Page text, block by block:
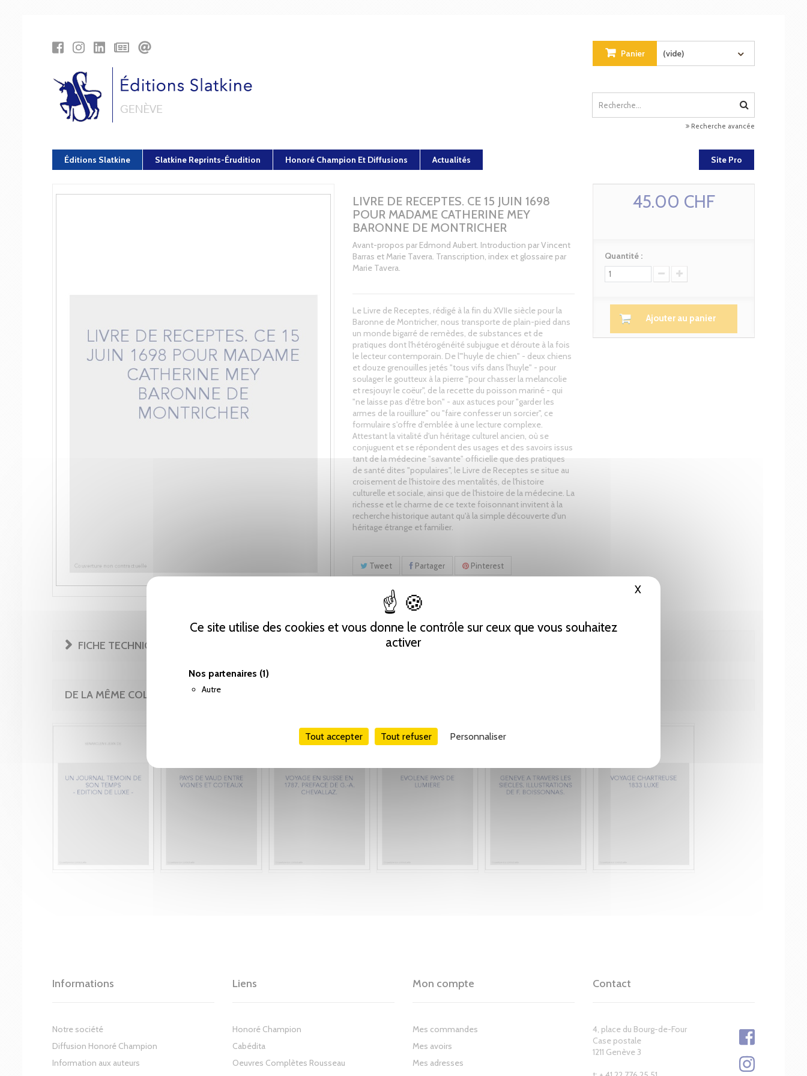
Ce site utilise des cookies et vous donne le contrôle sur ceux que vous souhaitez
activer
Nos partenaires (1)
Autre
Tout accepter Tout refuser Personnaliser
X Masquer le bandeau des cookies
Panier (vide)
Recherche avancée
Éditions Slatkine Slatkine Reprints-Érudition Honoré Champion Et Diffusions Actualités Site Pro
LIVRE DE RECEPTES. CE 15 JUIN 1698
POUR MADAME CATHERINE MEY
BARONNE DE MONTRICHER
Avant-propos par Edmond Aubert. Introduction par Vincent
Barras et Marie Tavera. Transcription, index et glossaire par
Marie Tavera.
Le Livre de Receptes, rédigé à la fin du XVIIe siècle pour la
Baronne de Montricher, nous transporte de plain-pied dans
un monde bigarré de remèdes, de substances et de
pratiques dont l'hétérogénéité subjugue et déroute à la fois
le lecteur contemporain. De l'"huyle de chien" - deux chiens
et douze grenouilles jetés "tous vifs dans l'huyle" - pour
soulager le goutteux à la pierre "pour chasser la melancolie
et resjouyr le coëur", de la recette du poisson mariné - qui
"ne laisse pas d'être bon" - aux astuces pour "garder les
armes de la rouillure" ou "faire confesser un sorcier", ce
formulaire s'offre d'emblée à une lecture complexe.
Attestant la vitalité d'un héritage culturel ancien, où se
conjuguent et se répondent des usages et des savoirs issus
tant de la médecine "savante" officielle que des pratiques
de santé dites "populaires", le Livre de Receptes se situe au
croisement de l'histoire des mentalités, de l'histoire
culturelle et sociale, ainsi que de l'histoire de la médecine. La
richesse et le charme de ce texte foisonnant invitent à la
recherche historique autant qu'à la simple découverte d'un
héritage étrange et familier.
Tweet Partager Pinterest
45.00 CHF
Quantité :
Ajouter au panier
FICHE TECHNIQUE
DE LA MÊME COLLECTION
Informations
Notre société
Diffusion Honoré Champion
Information aux auteurs
Liens
Honoré Champion
Cabédita
Oeuvres Complètes Rousseau
Mon compte
Mes commandes
Mes avoirs
Mes adresses
Contact
4, place du Bourg-de-Four
Case postale
1211 Genève 3